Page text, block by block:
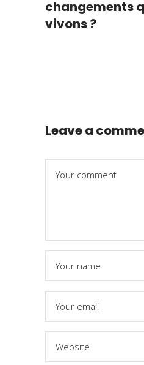
changements
vivons ?
Leave a